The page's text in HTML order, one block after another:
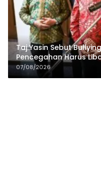
Taj Yasin Sebut
Pencegahan Harus
Pesantren
07/08/2026